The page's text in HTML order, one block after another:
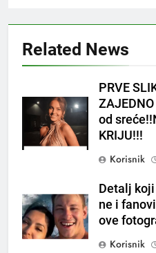
Related News
PRVE
od
KRIJU!!!
Korisnik
Detalj
ne i
ove
Korisnik
5
Čaj od
OSTALO
na
loše
7